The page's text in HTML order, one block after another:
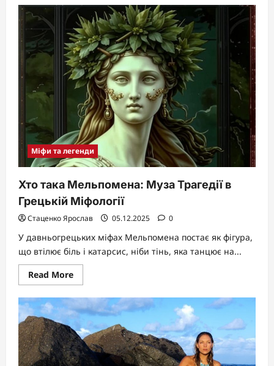
Хто
звільнив
Прометея:
героїчний
подвиг
у
грецькій
міфології
Міфи та легенди
Хто така Мельпомена: Муза Трагедії в
Грецькій Міфології
Стаценко Ярослав 05.12.2025 0
У давньогрецьких міфах Мельпомена постає як фігура,
що втілює біль і катарсис, ніби тінь, яка танцює на...
Read MoreRead
more
Хто
така
Мельпомена:
Муза
Трагедії
в
Грецькій
Міфології